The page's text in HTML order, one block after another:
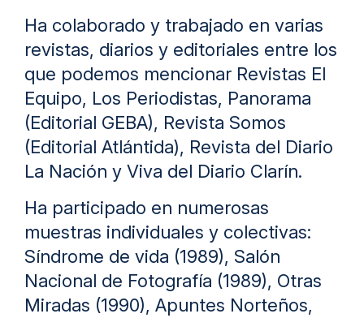
Ha colaborado y trabajado en varias
revistas, diarios y editoriales entre los
que podemos mencionar Revistas El
Equipo, Los Periodistas, Panorama
(Editorial GEBA), Revista Somos
(Editorial Atlántida), Revista del Diario
La Nación y Viva del Diario Clarín.
Ha participado en numerosas
muestras individuales y colectivas:
Síndrome de vida (1989), Salón
Nacional de Fotografía (1989), Otras
Miradas (1990), Apuntes Norteños,